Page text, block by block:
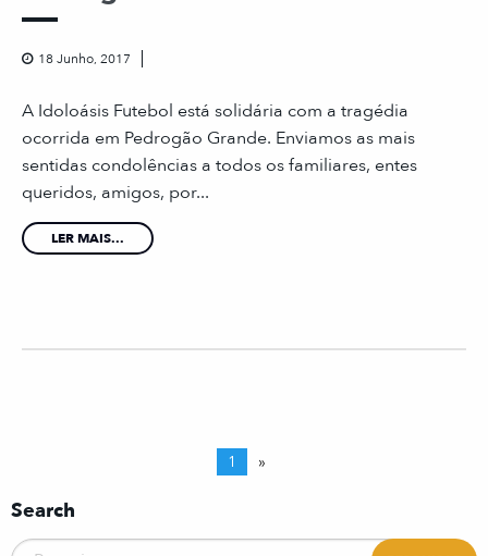
18 Junho, 2017
A Idoloásis Futebol está solidária com a tragédia
ocorrida em Pedrogão Grande. Enviamos as mais
sentidas condolências a todos os familiares, entes
queridos, amigos, por...
LER MAIS...
1 »
Search